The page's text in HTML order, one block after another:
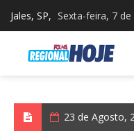
Jales, SP, Sexta-feira, 7
23 de Agosto,